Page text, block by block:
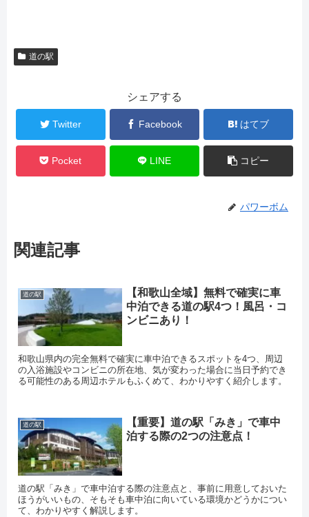
道の駅
シェアする
Twitter Facebook はてブ
Pocket LINE コピー
パワーボム
関連記事
道の駅
【和歌山全域】無料で確実に車
中泊できる道の駅4つ！風呂・コ
ンビニあり！
和歌山県内の完全無料で確実に車中泊できるスポットを4つ、周辺
の入浴施設やコンビニの所在地、気が変わった場合に当日予約でき
る可能性のある周辺ホテルもふくめて、わかりやすく紹介します。
道の駅
【重要】道の駅「みき」で車中
泊する際の2つの注意点！
道の駅「みき」で車中泊する際の注意点と、事前に用意しておいた
ほうがいいもの、そもそも車中泊に向いている環境かどうかについ
て、わかりやすく解説します。